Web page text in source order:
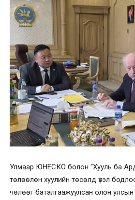
Улмаар ЮНЕСКО болон “Хууль ба
төлөөлөн хуулийн төсөлд үзэл
чөлөөг баталгаажуулсан олон